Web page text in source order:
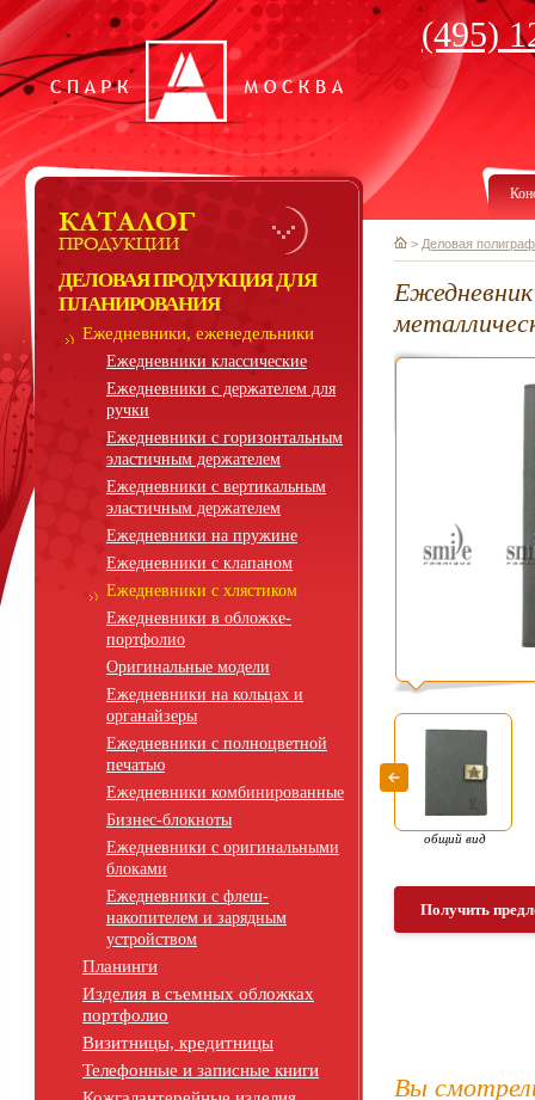
(495)
ДЕЛОВАЯ ПРОДУКЦИЯ ДЛЯ
ПЛАНИРОВАНИЯ
Ежедневники, еженедельники
Ежедневники классические
Ежедневники с держателем для
ручки
Ежедневники с горизонтальным
эластичным держателем
Ежедневники с вертикальным
эластичным держателем
Ежедневники на пружине
Ежедневники с клапаном
Ежедневники с хлястиком
Ежедневники в обложке-
портфолио
Оригинальные модели
Ежедневники на кольцах и
органайзеры
Ежедневники с полноцветной
печатью
Ежедневники комбинированные
Бизнес-блокноты
Ежедневники с оригинальными
блоками
Ежедневники с флеш-
накопителем и зарядным
устройством
Планинги
Изделия в съемных обложках
портфолио
Визитницы, кредитницы
Телефонные и записные книги
> Деловая
общий вид
Получить
Вы